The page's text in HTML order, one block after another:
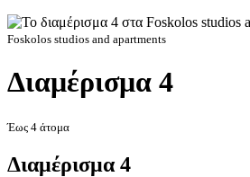
Foskolos studios and apartments
Διαμέρισμα 4
Έως 4 άτομα
Διαμέρισμα 4